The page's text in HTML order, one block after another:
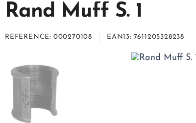
Rand Muff S. 1
REFERENCE 000270108 EAN13 7611205328238